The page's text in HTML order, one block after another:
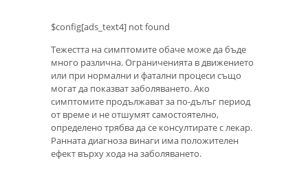
$config[ads_text4] not found
Тежестта на симптомите обаче може да бъде
много различна. Ограниченията в движението
или при нормални и фатални процеси също
могат да показват заболяването. Ако
симптомите продължават за по-дълъг период
от време и не отшумят самостоятелно,
определено трябва да се консултирате с лекар.
Ранната диагноза винаги има положителен
ефект върху хода на заболяването.